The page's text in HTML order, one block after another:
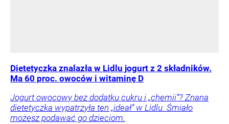
Dietetyczka znalazła w Lidlu jogurt z 2 składników.
Ma 60 proc. owoców i witaminę D
Jogurt owocowy bez dodatku cukru i „chemii”? Znana
dietetyczka wypatrzyła ten „ideał” w Lidlu. Śmiało
możesz podawać go dzieciom.